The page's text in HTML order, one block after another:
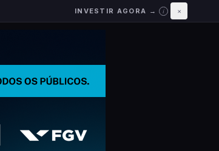
INVESTIR AGORA → i ×